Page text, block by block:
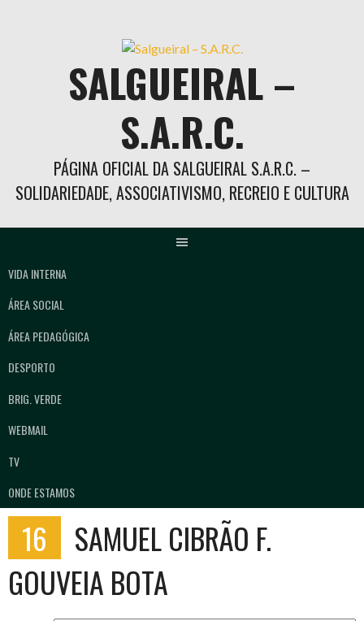
SALGUEIRAL –
S.A.R.C.
PÁGINA OFICIAL DA SALGUEIRAL S.A.R.C. –
SOLIDARIEDADE, ASSOCIATIVISMO, RECREIO E CULTURA
VIDA INTERNA
ÁREA SOCIAL
ÁREA PEDAGÓGICA
DESPORTO
BRIG. VERDE
WEBMAIL
TV
ONDE ESTAMOS
16
SAMUEL CIBRÃO F.
GOUVEIA BOTA